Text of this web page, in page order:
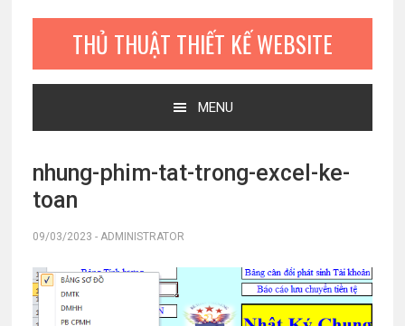
THỦ THUẬT THIẾT KẾ WEBSITE
MENU
nhung-phim-tat-trong-excel-ke-
toan
09/03/2023 - ADMINISTRATOR